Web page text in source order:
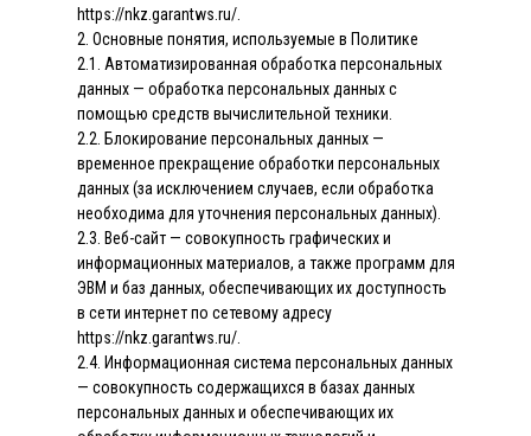
https://nkz.garantws.ru/.
2. Основные понятия, используемые в Политике
2.1. Автоматизированная обработка персональных
данных — обработка персональных данных с
помощью средств вычислительной техники.
2.2. Блокирование персональных данных —
временное прекращение обработки персональных
данных (за исключением случаев, если обработка
необходима для уточнения персональных данных).
2.3. Веб-сайт — совокупность графических и
информационных материалов, а также программ для
ЭВМ и баз данных, обеспечивающих их доступность
в сети интернет по сетевому адресу
https://nkz.garantws.ru/.
2.4. Информационная система персональных данных
— совокупность содержащихся в базах данных
персональных данных и обеспечивающих их